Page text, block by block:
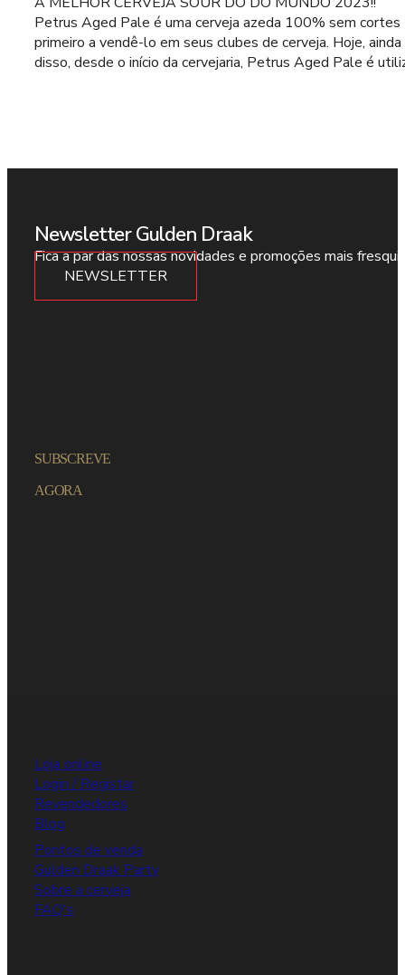
Petrus Aged Pale é uma cerveja azeda 100% sem
primeiro a vendê-lo em seus clubes de cerveja. Hoje,
disso, desde o início da cervejaria, Petrus Aged Pale é
Newsletter Gulden Draak
Fica a par das nossas novidades e promoções mais
NEWSLETTER
SUBSCREVE
AGORA
Loja online
Login / Registar
Revendedores
Blog
Pontos de venda
Gulden Draak Party
Sobre a cerveja
FAQ's